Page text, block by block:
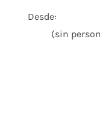
Desde:
(sin